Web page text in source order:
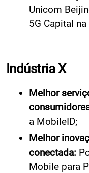
Unicom
5G Capital
Indústria X
Melhor
a MobileID;
Melhor
conectada:
Mobile para